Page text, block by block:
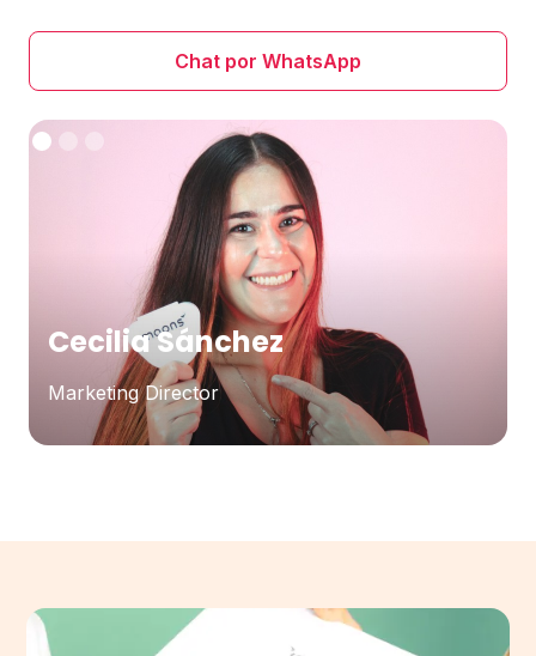
Chat por WhatsApp
Cecilia Sánchez
Marketing Director